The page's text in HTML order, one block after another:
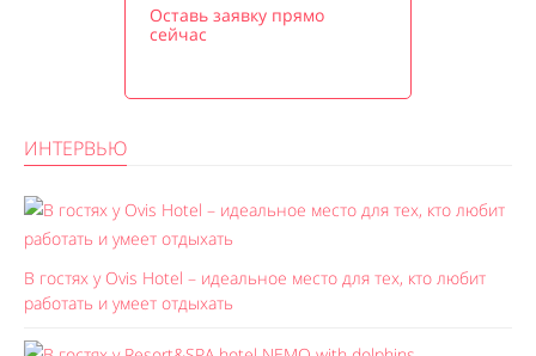
Оставь заявку прямо
сейчас
ИНТЕРВЬЮ
В гостях у Ovis Hotel – идеальное место для тех, кто любит
работать и умеет отдыхать